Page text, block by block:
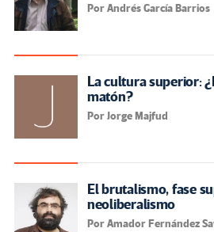
Por Andrés García Barrios
La cultura superior:
matón?
Por Jorge Majfud
El brutalismo, fase
neoliberalismo
Por Amador Fernández